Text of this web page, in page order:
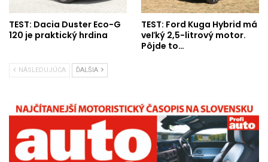
TEST: Dacia Duster Eco-G
120 je praktický hrdina
TEST: Ford Kuga Hybrid má
veľký 2,5-litrový motor.
Pôjde to…
NÁSLEDUJÚCA ĎALŠIA